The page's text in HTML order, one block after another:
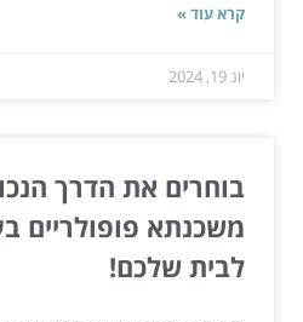
קרא עוד »
יונ 19, 2024
בוחרים את הדרך
משכנתא פופולריים
לבית שלכם!